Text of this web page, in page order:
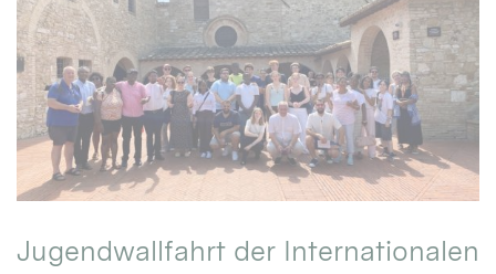
Jugendwallfahrt der Internationalen